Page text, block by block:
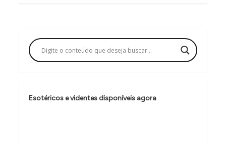
ç
ã
o
e
Esotéricos e videntes disponíveis agora